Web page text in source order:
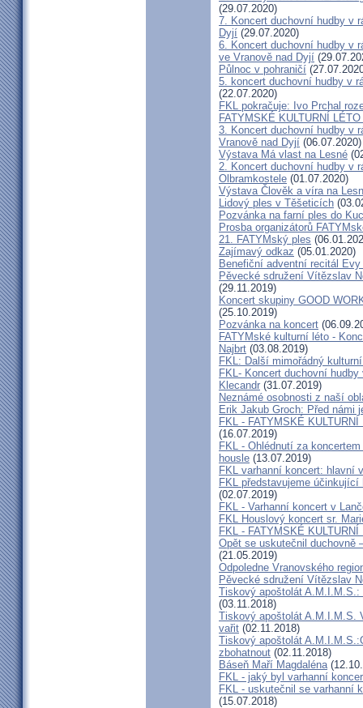
(29.07.2020)
7. Koncert duchovní hudby v
Dyjí (29.07.2020)
6. Koncert duchovní hudby v
ve Vranově nad Dyjí
Půlnoc v pohraničí
5. koncert duchovní hudby v
(22.07.2020)
FKL pokračuje: Ivo Prchal
FATYMSKÉ KULTURNÍ
3. Koncert duchovní hudby v
Vranově nad Dyjí (06.07.2020)
Výstava Má vlast na Lesné
2. Koncert duchovní hudby v
Olbramkostele (01.07.2020)
Výstava Člověk a víra na
Lidový ples v Těšeticích
Pozvánka na farní ples do
Prosba organizátorů
21. FATYMský ples
Zajímavý odkaz (05.01.2020)
Benefiční adventní recitál
Pěvecké sdružení Vítězslav
(29.11.2019)
Koncert skupiny GOOD
(25.10.2019)
Pozvánka na koncert
FATYMské kulturní léto -
Najbrt (03.08.2019)
FKL: Další mimořádný
FKL- Koncert duchovní
Klecandr (31.07.2019)
Neznámé osobnosti z naší
Erik Jakub Groch: Před námi
FKL - FATYMSKÉ
(16.07.2019)
FKL - Ohlédnutí za
housle (13.07.2019)
FKL varhanní koncert: hlavní
FKL představujeme
(02.07.2019)
FKL - Varhanní koncert v
FKL Houslový koncert sr.
FKL - FATYMSKÉ KULTURNÍ
Opět se uskutečnil duchovně
(21.05.2019)
Odpoledne Vranovského
Pěvecké sdružení Vítězslav
Tiskový apoštolát
(03.11.2018)
Tiskový apoštolát A.M.I.M.S.
vařit (02.11.2018)
Tiskový apoštolát
zbohatnout (02.11.2018)
Báseň Maří Magdaléna
FKL - jaký byl varhanní
FKL - uskutečnil se varhanní
(15.07.2018)